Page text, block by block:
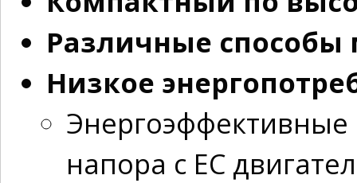
Различные
Низкое
напора с ЕС